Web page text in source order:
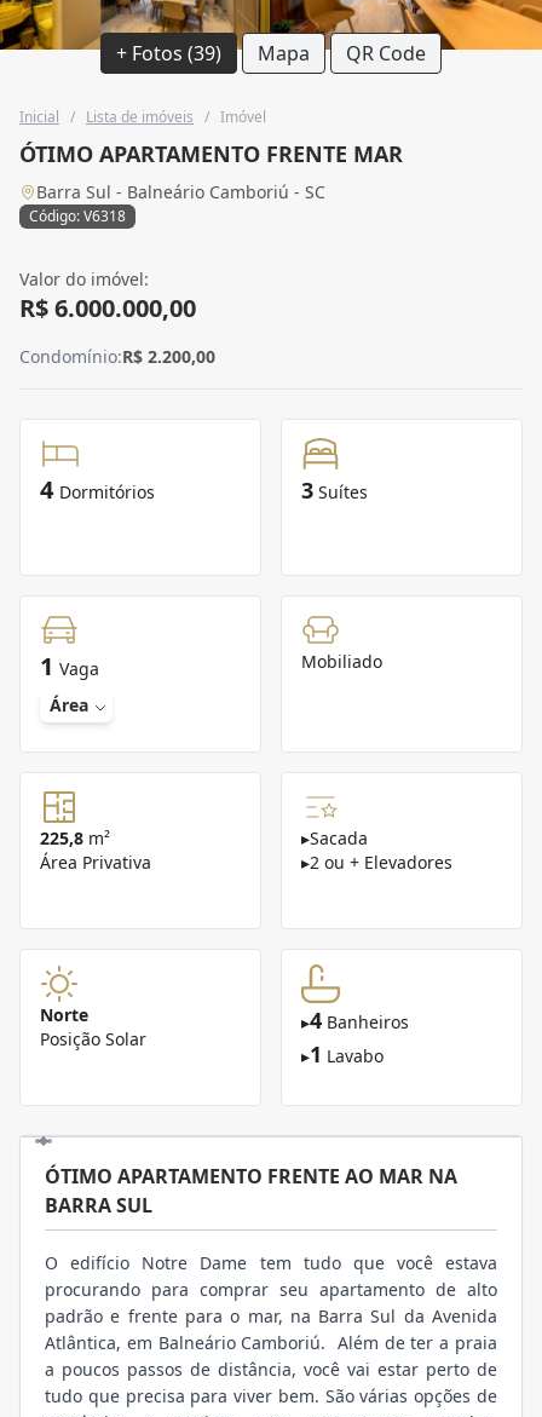
+ Fotos (39) Mapa QR Code
Inicial / Lista de imóveis / Imóvel
ÓTIMO APARTAMENTO FRENTE MAR
Barra Sul - Balneário Camboriú - SC
Código: V6318
Valor do imóvel:
R$ 6.000.000,00
Condomínio:R$ 2.200,00
4 Dormitórios 3 Suítes
1 Vaga
Área
Mobiliado
225,8 m²
Área Privativa
▸Sacada
▸2 ou + Elevadores
Norte
Posição Solar
▸4 Banheiros
▸1 Lavabo
ÓTIMO APARTAMENTO FRENTE AO MAR NA
BARRA SUL
O edifício Notre Dame tem tudo que você estava
procurando para comprar seu apartamento de alto
padrão e frente para o mar, na Barra Sul da Avenida
Atlântica, em Balneário Camboriú. Além de ter a praia
a poucos passos de distância, você vai estar perto de
tudo que precisa para viver bem. São várias opções de